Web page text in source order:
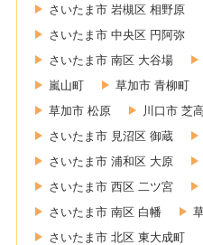
さいたま市 岩槻区 相野原
さいたま市 中央区 円阿弥
さいたま市 南区 大谷場
嵐山町
草加市 青柳町
草加市 松原
川口市 芝
さいたま市 見沼区 御蔵
さいたま市 浦和区 大原
さいたま市 西区 二ツ宮
さいたま市 南区 白幡
さいたま市 北区 東大成町